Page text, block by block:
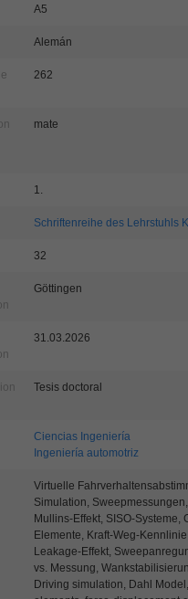
A5
Alemán
262
mate
1.
Schriftenreihe des Lehrstuhls
32
Göttingen
31.03.2026
Tesis doctoral
Ciencias Ingeniería
Ingeniería automotriz
Virtuelle
Simulation,
Mullins-Effekt, SISO-
Elemente, Kraft-Weg-
Leakage-Effekt,
vs. Messung,
Driving simulation, Dahl